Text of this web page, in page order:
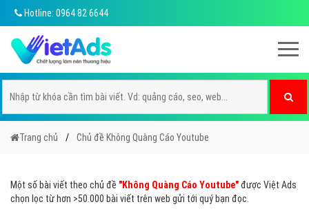
Hotline: 0964 82 6644
Trang chủ Chủ đề Không Quàng Cáo Youtube
Một số bài viết theo chủ đề "Không Quàng Cáo Youtube"được Việt Ads
chọn lọc từ hơn >50.000 bài viết trên web gửi tới quý bạn đọc.